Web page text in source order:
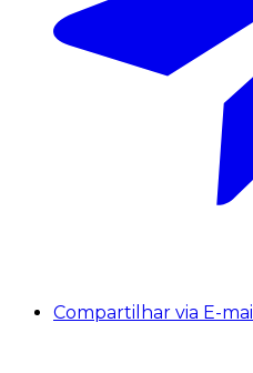
Compartilhar via E-mail